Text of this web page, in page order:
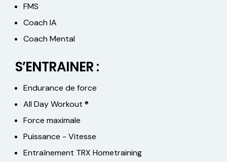
FMS
Coach IA
Coach Mental
S’ENTRAINER :
Endurance de force
All Day Workout ®
Force maximale
Puissance - Vitesse
Entraînement TRX Hometraining